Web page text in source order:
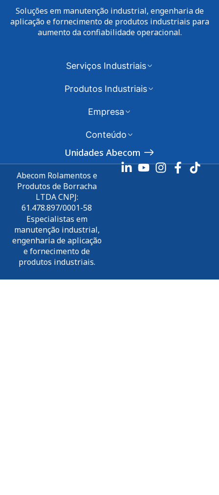
Soluções em manutenção industrial, engenharia de
aplicação e fornecimento de produtos industriais para
aumento da confiabilidade operacional.
Serviços Industriais
Produtos Industriais
Empresa
Conteúdo
Unidades Abecom
Abecom Rolamentos e
Produtos de Borracha
LTDA CNPJ:
61.478.897/0001-58
Especialistas em
manutenção industrial,
engenharia de aplicação
e fornecimento de
produtos industriais.